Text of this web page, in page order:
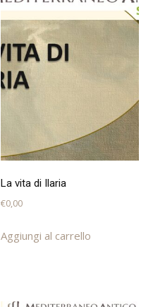
La vita di Ilaria
€0,00
Aggiungi al carrello